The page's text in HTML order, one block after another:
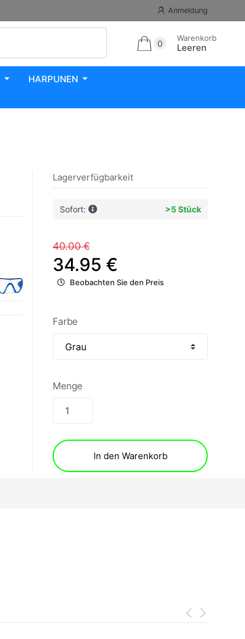
Anmeldung
0
Warenkorb
Leeren
HARPUNEN
Lagerverfügbarkeit
Sofort: >5 Stück
40.00 €
34.95 €
Beobachten Sie den Preis
Farbe
Menge
In den Warenkorb